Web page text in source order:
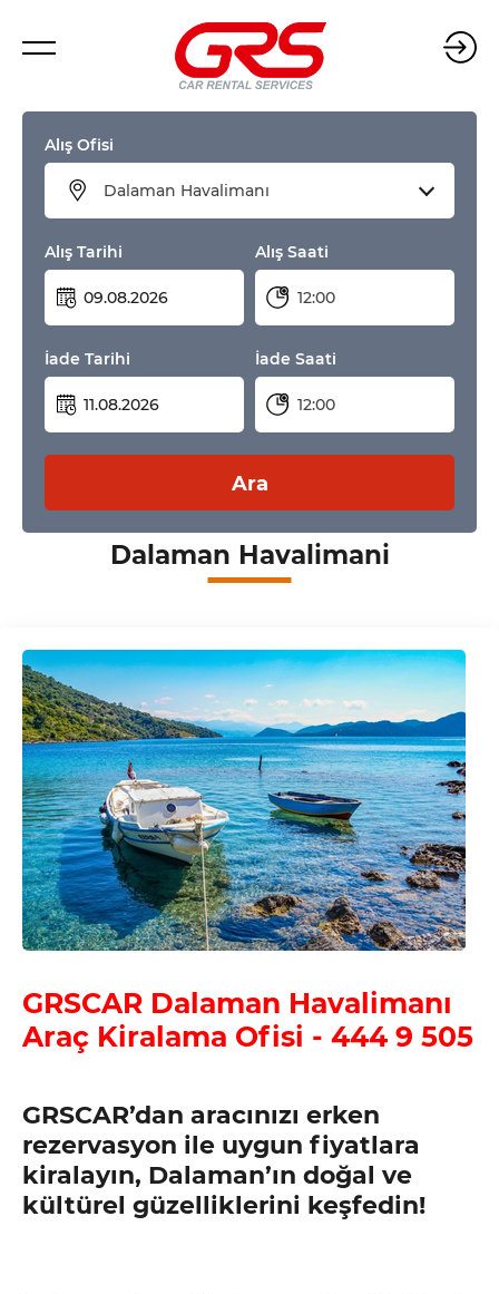
Alış Ofisi
Dalaman Havalimanı
Alış Tarihi Alış Saati
12:00
İade Tarihi İade Saati
12:00
Ara
Dalaman Havalimani
GRSCAR Dalaman Havalimanı
Araç Kiralama Ofisi - 444 9 505
GRSCAR’dan aracınızı erken
rezervasyon ile uygun fiyatlara
kiralayın, Dalaman’ın doğal ve
kültürel güzelliklerini keşfedin!